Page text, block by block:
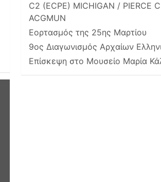
C2 (ECPE) MICHIGAN / PIERCE
ACGMUN
Εορτασμός της 25ης Μαρτίου
9ος Διαγωνισμός Αρχαίων
Επίσκεψη στο Μουσείο Μαρία